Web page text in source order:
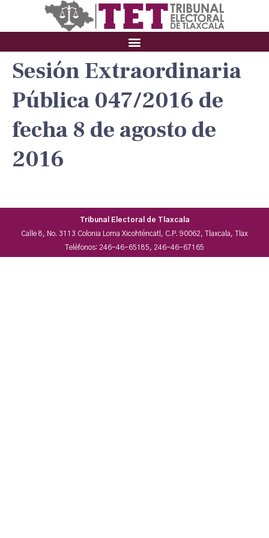
Sesión Extraordinaria
Pública 047/2016 de
fecha 8 de agosto de
2016
Tribunal Electoral de Tlaxcala
Calle 8, No. 3113 Colonia Loma Xicohténcatl, C.P. 90062, Tlaxcala, Tlax
Teléfonos: 246-46-65185, 246-46-67165